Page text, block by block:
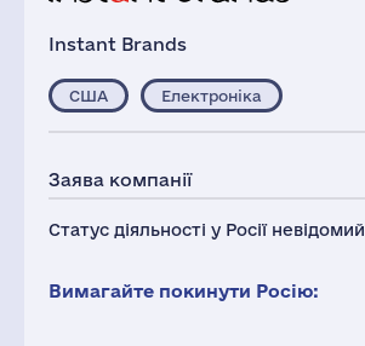
Instant Brands
США Електроніка
Заява компанії
Статус діяльності у Росії невідомий
Вимагайте покинути Росію: